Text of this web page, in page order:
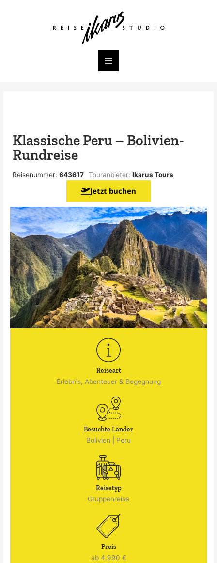
Hauptmenü
Klassische Peru – Bolivien-
Rundreise
Reisenummer:643617 Touranbieter:Ikarus Tours
Jetzt buchen
Reiseart
Erlebnis, Abenteuer & Begegnung
Besuchte Länder
Bolivien Peru
Reisetyp
Gruppenreise
Preis
ab 4.990 €